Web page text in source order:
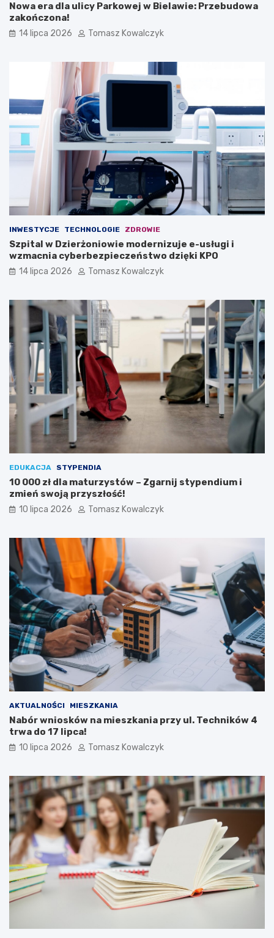
Nowa era dla ulicy Parkowej w Bielawie: Przebudowa
zakończona!
14 lipca 2026 Tomasz Kowalczyk
INWESTYCJE TECHNOLOGIE ZDROWIE
Szpital w Dzierżoniowie modernizuje e-usługi i
wzmacnia cyberbezpieczeństwo dzięki KPO
14 lipca 2026 Tomasz Kowalczyk
EDUKACJA STYPENDIA
10 000 zł dla maturzystów – Zgarnij stypendium i
zmień swoją przyszłość!
10 lipca 2026 Tomasz Kowalczyk
AKTUALNOŚCI MIESZKANIA
Nabór wniosków na mieszkania przy ul. Techników 4
trwa do 17 lipca!
10 lipca 2026 Tomasz Kowalczyk